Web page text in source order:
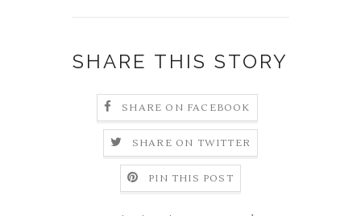
SHARE THIS STORY
SHARE ON FACEBOOK
SHARE ON TWITTER
PIN THIS POST